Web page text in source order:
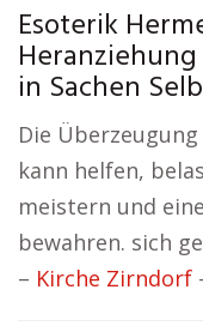
Esoterik
in Sachen
Die
kann helfen,
meistern und
bewahren. sich
– Kirche Zirndorf